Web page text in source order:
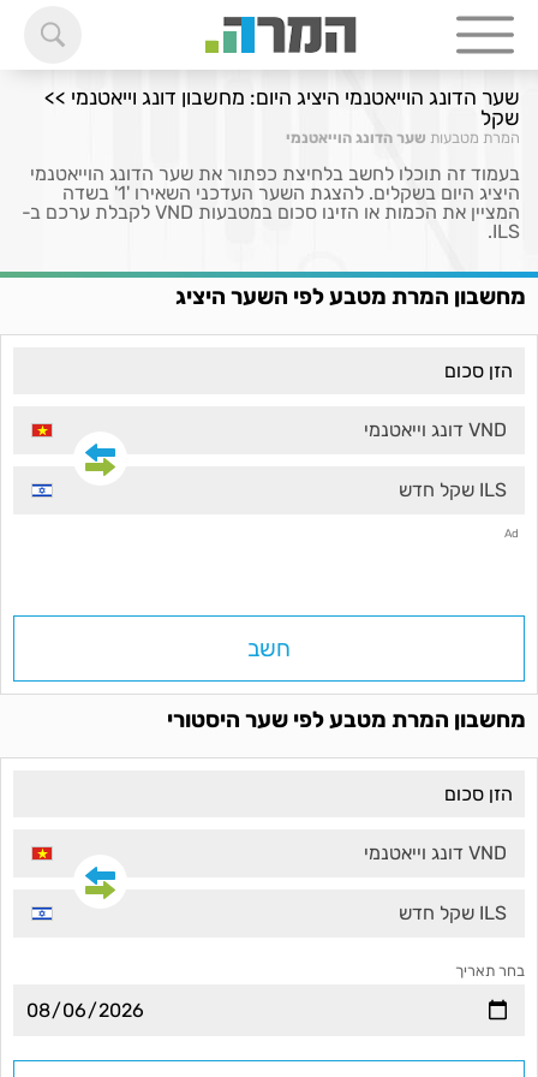
שער הדונג הוייאטנמי היציג היום: מחשבון דונג וייאטנמי >>
שקל
המרת מטבעות שער הדונג הוייאטנמי
בעמוד זה תוכלו לחשב בלחיצת כפתור את שער הדונג הוייאטנמי
היציג היום בשקלים. להצגת השער העדכני השאירו '1' בשדה
המציין את הכמות או הזינו סכום במטבעות VND לקבלת ערכם ב-
ILS.
מחשבון המרת מטבע לפי השער היציג
VND דונג וייאטנמי
ILS שקל חדש
Ad
חשב
מחשבון המרת מטבע לפי שער היסטורי
VND דונג וייאטנמי
ILS שקל חדש
בחר תאריך